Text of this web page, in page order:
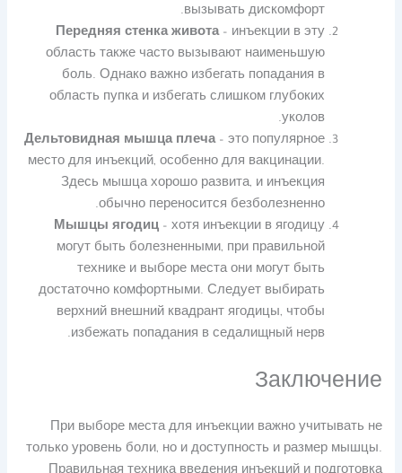
вызывать дискомфорт.
Передняя стенка живота– инъекции в эту
область также часто вызывают наименьшую
боль. Однако важно избегать попадания в
область пупка и избегать слишком глубоких
уколов.
Дельтовидная мышца плеча– это популярное
место для инъекций, особенно для вакцинации.
Здесь мышца хорошо развита, и инъекция
обычно переносится безболезненно.
Мышцы ягодиц– хотя инъекции в ягодицу
могут быть болезненными, при правильной
технике и выборе места они могут быть
достаточно комфортными. Следует выбирать
верхний внешний квадрант ягодицы, чтобы
избежать попадания в седалищный нерв.
Заключение
При выборе места для инъекции важно учитывать не
только уровень боли, но и доступность и размер мышцы.